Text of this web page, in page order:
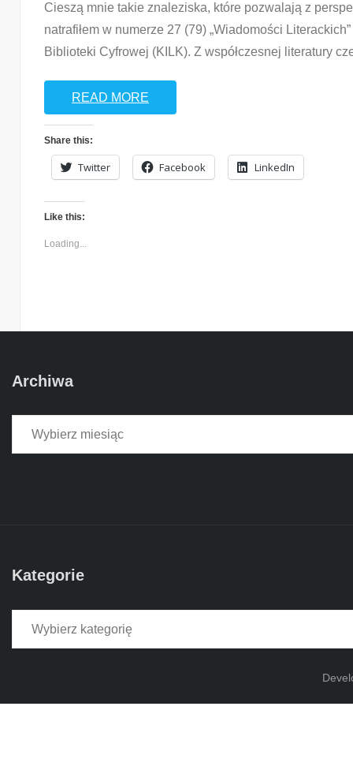
Cieszą mnie takie znaleziska, które pozwalają z
natrafiłem w numerze 27 (79) „Wiadomości
Biblioteki Cyfrowej (KILK). Z współczesnej literatury
READ MORE
Share this:
Twitter Facebook LinkedIn
Like this:
Loading...
Archiwa
Kategorie
Kategorie